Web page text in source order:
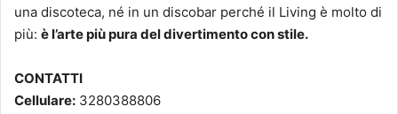
una discoteca, né in un discobar perché il Living è molto di
più: è l’arte più pura del divertimento con stile.
CONTATTI
Cellulare: 3280388806